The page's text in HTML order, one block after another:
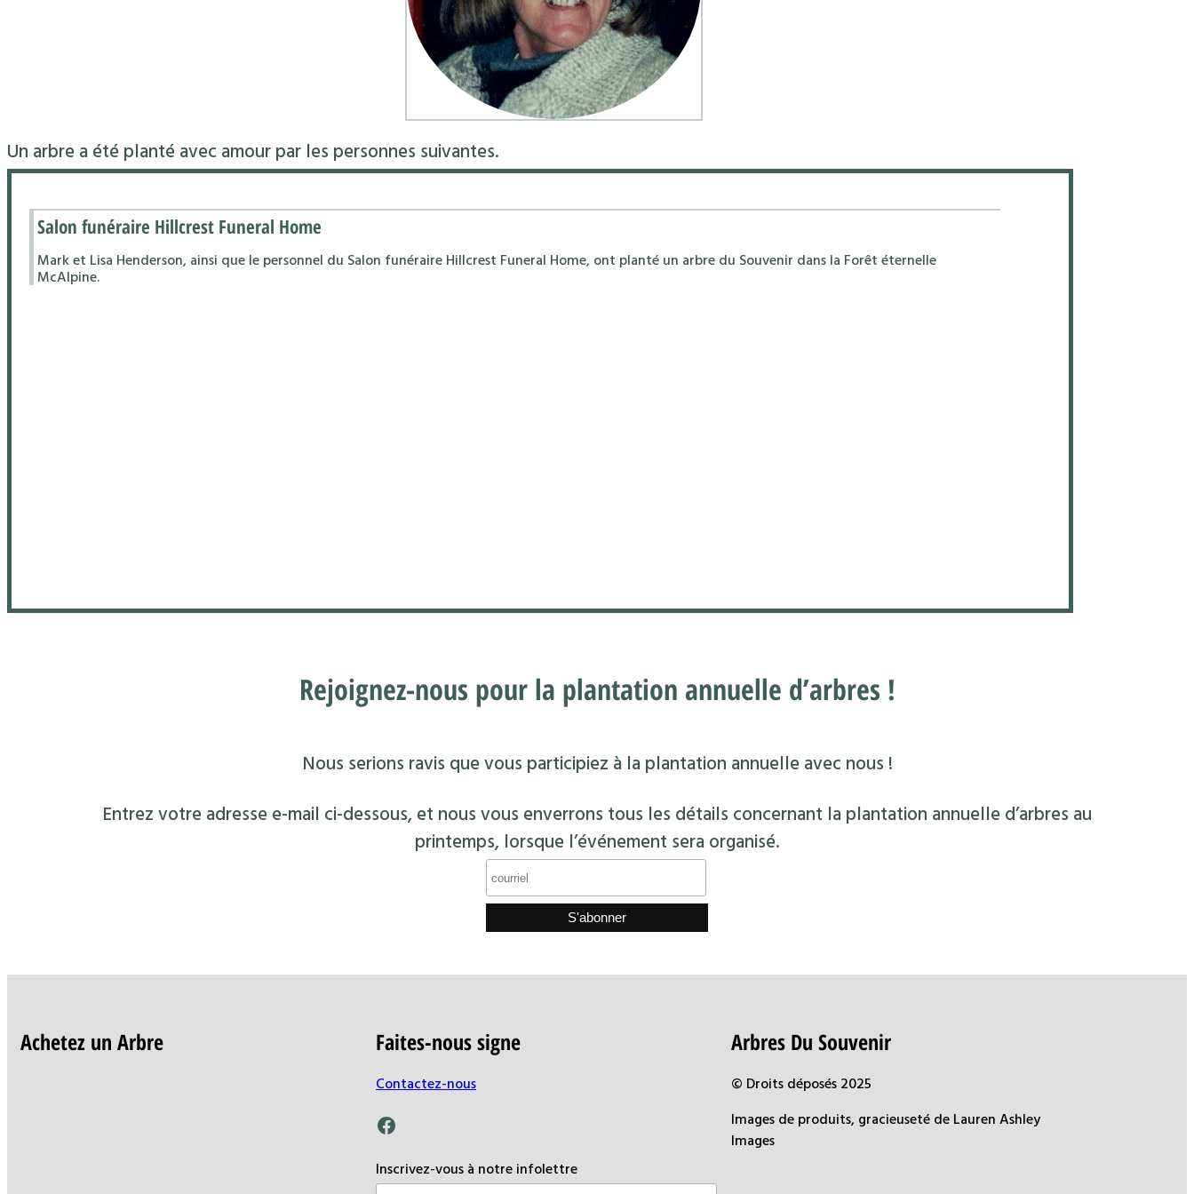
Un arbre a été planté avec amour par les personnes suivantes.
Salon funéraire Hillcrest Funeral Home
Mark et Lisa Henderson, ainsi que le personnel du Salon funéraire Hillcrest Funeral Home, ont planté un arbre du Souvenir dans la Forêt éternelle
McAlpine.
Rejoignez-nous pour la plantation annuelle d’arbres !
Nous serions ravis que vous participiez à la plantation annuelle avec nous !
Entrez votre adresse e-mail ci-dessous, et nous vous enverrons tous les détails concernant la plantation annuelle d’arbres au
printemps, lorsque l’événement sera organisé.
Achetez un Arbre Faites-nous signe
Contactez-nous
Facebook
Inscrivez-vous à notre infolettre
Arbres Du Souvenir
© Droits déposés 2025
Images de produits, gracieuseté de Lauren Ashley
Images